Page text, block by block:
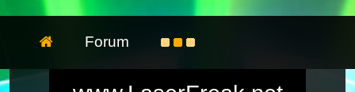
Forum